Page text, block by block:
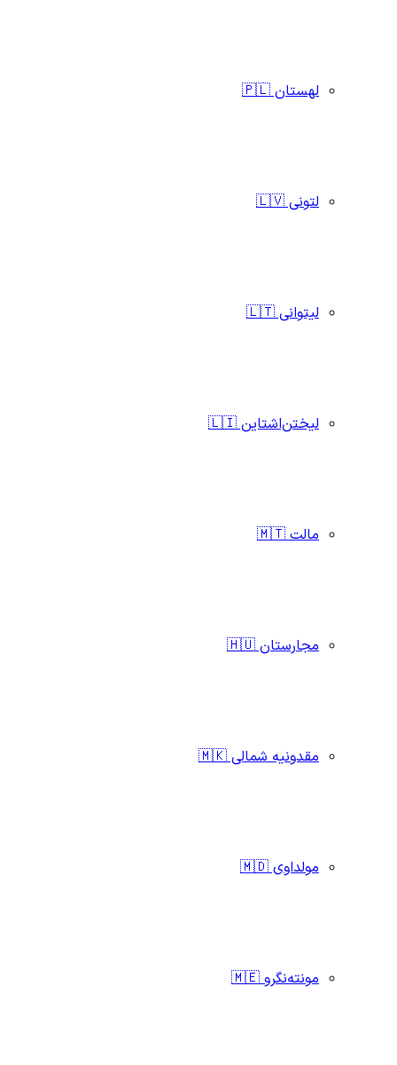
لهستان 🇵🇱
لتونی 🇱🇻
لیتوانی 🇱🇹
لیختن‌اشتاین 🇱🇮
مالت 🇲🇹
مجارستان 🇭🇺
مقدونیه شمالی 🇲🇰
مولداوی 🇲🇩
مونته‌نگرو 🇲🇪